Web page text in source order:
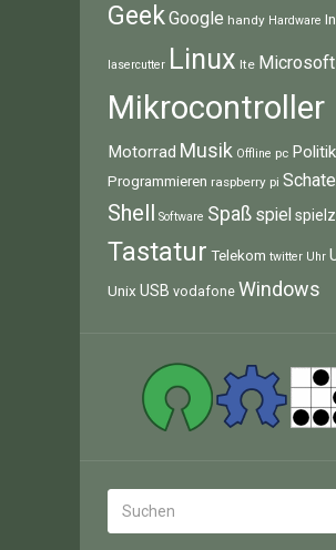
GeekGoogle handy Hardware
lasercutter Linux lte Microsoft
Mikrocontroller
Motorrad Musik Offline pc Politik
Programmieren raspberry pi
Shell Software Spaß spiel
Tastatur Telekom twitter Uhr
Unix USB vodafone Windows